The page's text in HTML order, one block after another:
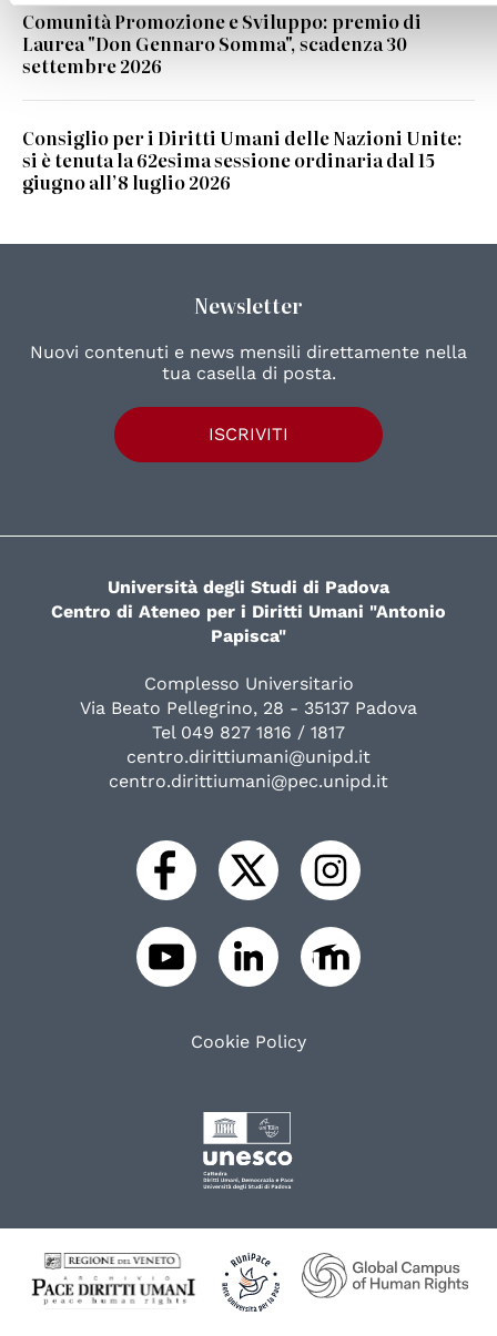
Comunità Promozione e Sviluppo: premio di
Laurea "Don Gennaro Somma", scadenza 30
settembre 2026
Consiglio per i Diritti Umani delle Nazioni Unite:
si è tenuta la 62esima sessione ordinaria dal 15
giugno all’8 luglio 2026
Newsletter
Nuovi contenuti e news mensili direttamente nella
tua casella di posta.
ISCRIVITI
Università degli Studi di Padova
Centro di Ateneo per i Diritti Umani "Antonio
Papisca"
Complesso Universitario
Via Beato Pellegrino, 28 - 35137 Padova
Tel 049 827 1816 / 1817
centro.dirittiumani@unipd.it
centro.dirittiumani@pec.unipd.it
Cookie Policy